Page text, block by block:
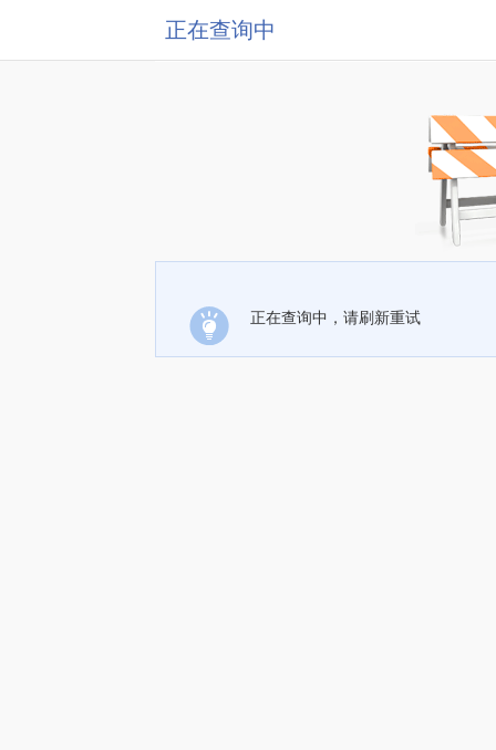
正在查询中
正在查询中，请刷新重试